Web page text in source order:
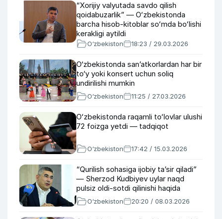
“Xorijiy valyutada savdo qilish
qoidabuzarlik” — Oʻzbekistonda
barcha hisob-kitoblar soʻmda boʻlishi
kerakligi aytildi
O‘zbekiston 18:23 / 29.03.2026
O‘zbekistonda san’atkorlardan har bir
to‘y yoki konsert uchun soliq
undirilishi mumkin
O‘zbekiston 11:25 / 27.03.2026
Oʻzbekistonda raqamli toʻlovlar ulushi
72 foizga yetdi — tadqiqot
O‘zbekiston 17:42 / 15.03.2026
“Qurilish sohasiga ijobiy taʼsir qiladi”
— Sherzod Kudbiyev uylar naqd
pulsiz oldi-sotdi qilinishi haqida
O‘zbekiston 20:20 / 08.03.2026